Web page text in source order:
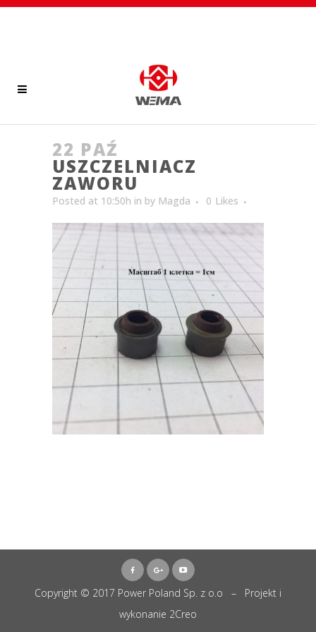
22 PAŹ
USZCZELNIACZ
ZAWORU
Posted at 10:50h in by Magda 0 Likes
Copyright © 2017 Power Poland Sp. z o.o – Projekt i
wykonanie 2Creo